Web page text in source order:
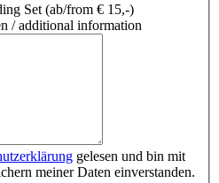
Set (ab/from € 15,-)
/ additional information
gelesen und bin mit
meiner Daten einverstanden.